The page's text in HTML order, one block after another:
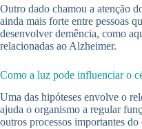
Outro dado chamou a atenção
ainda mais forte entre pessoas
desenvolver demência, como
relacionadas ao Alzheimer.
Como a luz pode influenciar o
Uma das hipóteses envolve o
ajuda o organismo a regular
outros processos importantes do